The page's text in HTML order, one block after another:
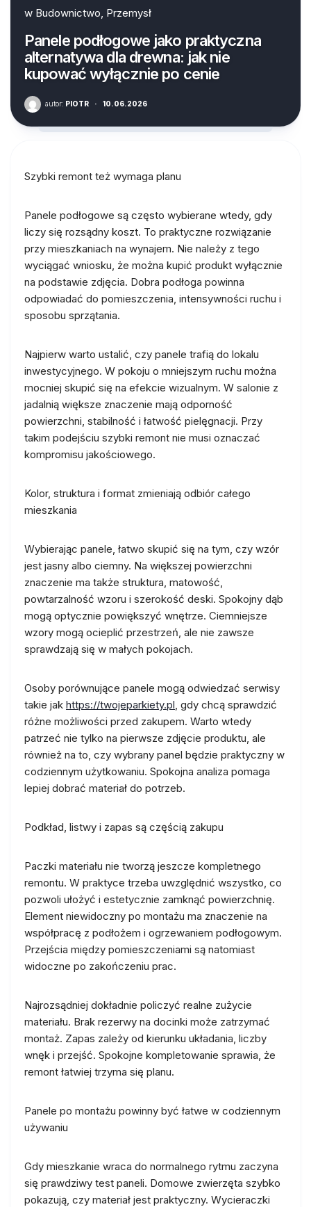
w Budownictwo, Przemysł
Panele podłogowe jako praktyczna
alternatywa dla drewna: jak nie
kupować wyłącznie po cenie
autor: PIOTR · 10.06.2026
Szybki remont też wymaga planu
Panele podłogowe są często wybierane wtedy, gdy
liczy się rozsądny koszt. To praktyczne rozwiązanie
przy mieszkaniach na wynajem. Nie należy z tego
wyciągać wniosku, że można kupić produkt wyłącznie
na podstawie zdjęcia. Dobra podłoga powinna
odpowiadać do pomieszczenia, intensywności ruchu i
sposobu sprzątania.
Najpierw warto ustalić, czy panele trafią do lokalu
inwestycyjnego. W pokoju o mniejszym ruchu można
mocniej skupić się na efekcie wizualnym. W salonie z
jadalnią większe znaczenie mają odporność
powierzchni, stabilność i łatwość pielęgnacji. Przy
takim podejściu szybki remont nie musi oznaczać
kompromisu jakościowego.
Kolor, struktura i format zmieniają odbiór całego
mieszkania
Wybierając panele, łatwo skupić się na tym, czy wzór
jest jasny albo ciemny. Na większej powierzchni
znaczenie ma także struktura, matowość,
powtarzalność wzoru i szerokość deski. Spokojny dąb
mogą optycznie powiększyć wnętrze. Ciemniejsze
wzory mogą ocieplić przestrzeń, ale nie zawsze
sprawdzają się w małych pokojach.
Osoby porównujące panele mogą odwiedzać serwisy
takie jak https://twojeparkiety.pl, gdy chcą sprawdzić
różne możliwości przed zakupem. Warto wtedy
patrzeć nie tylko na pierwsze zdjęcie produktu, ale
również na to, czy wybrany panel będzie praktyczny w
codziennym użytkowaniu. Spokojna analiza pomaga
lepiej dobrać materiał do potrzeb.
Podkład, listwy i zapas są częścią zakupu
Paczki materiału nie tworzą jeszcze kompletnego
remontu. W praktyce trzeba uwzględnić wszystko, co
pozwoli ułożyć i estetycznie zamknąć powierzchnię.
Element niewidoczny po montażu ma znaczenie na
współpracę z podłożem i ogrzewaniem podłogowym.
Przejścia między pomieszczeniami są natomiast
widoczne po zakończeniu prac.
Najrozsądniej dokładnie policzyć realne zużycie
materiału. Brak rezerwy na docinki może zatrzymać
montaż. Zapas zależy od kierunku układania, liczby
wnęk i przejść. Spokojne kompletowanie sprawia, że
remont łatwiej trzyma się planu.
Panele po montażu powinny być łatwe w codziennym
używaniu
Gdy mieszkanie wraca do normalnego rytmu zaczyna
się prawdziwy test paneli. Domowe zwierzęta szybko
pokazują, czy materiał jest praktyczny. Wycieraczki